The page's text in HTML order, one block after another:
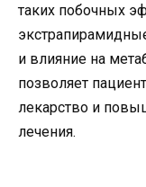
таких побочных
и влияние на
позволяет
лекарство и
лечения.